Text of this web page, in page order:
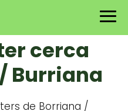
cerca
Burriana
de Borriana /